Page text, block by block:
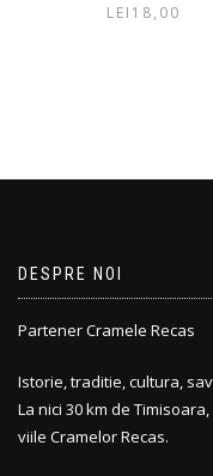
LEI 18,00
DESPRE NOI
Partener Cramele Recas
Istorie, traditie, cultura,
La nici 30 km de
viile Cramelor Recas.